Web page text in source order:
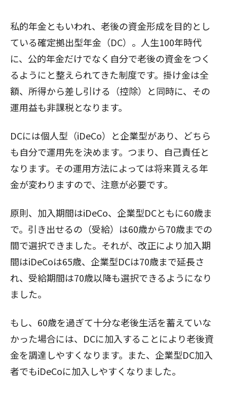
私的年金ともいわれ、老後の資金形成を目的とし
ている確定拠出型年金（DC）。人生100年時代
に、公的年金だけでなく自分で老後の資金をつく
るようにと整えられてきた制度です。掛け金は全
額、所得から差し引ける（控除）と同時に、その
運用益も非課税となります。
DCには個人型（iDeCo）と企業型があり、どちら
も自分で運用先を決めます。つまり、自己責任と
なります。その運用方法によっては将来貰える年
金が変わりますので、注意が必要です。
原則、加入期間はiDeCo、企業型DCともに60歳ま
で。引き出せるの（受給）は60歳から70歳までの
間で選択できました。それが、改正により加入期
間はiDeCoは65歳、企業型DCは70歳まで延長さ
れ、受給期間は70歳以降も選択できるようになり
ました。
もし、60歳を過ぎて十分な老後生活を蓄えていな
かった場合には、DCに加入することにより老後資
金を調達しやすくなります。また、企業型DC加入
者でもiDeCoに加入しやすくなりました。